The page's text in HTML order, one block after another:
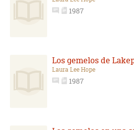
1987
Los gemelos de
Laura Lee Hope
1987